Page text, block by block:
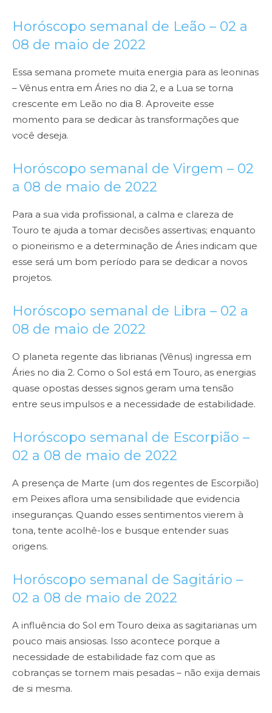
Horóscopo semanal de Leão – 02 a
08 de maio de 2022
Essa semana promete muita energia para as leoninas
– Vênus entra em Áries no dia 2, e a Lua se torna
crescente em Leão no dia 8. Aproveite esse
momento para se dedicar às transformações que
você deseja.
Horóscopo semanal de Virgem – 02
a 08 de maio de 2022
Para a sua vida profissional, a calma e clareza de
Touro te ajuda a tomar decisões assertivas; enquanto
o pioneirismo e a determinação de Áries indicam que
esse será um bom período para se dedicar a novos
projetos.
Horóscopo semanal de Libra – 02 a
08 de maio de 2022
O planeta regente das librianas (Vênus) ingressa em
Áries no dia 2. Como o Sol está em Touro, as energias
quase opostas desses signos geram uma tensão
entre seus impulsos e a necessidade de estabilidade.
Horóscopo semanal de Escorpião –
02 a 08 de maio de 2022
A presença de Marte (um dos regentes de Escorpião)
em Peixes aflora uma sensibilidade que evidencia
inseguranças. Quando esses sentimentos vierem à
tona, tente acolhê-los e busque entender suas
origens.
Horóscopo semanal de Sagitário –
02 a 08 de maio de 2022
A influência do Sol em Touro deixa as sagitarianas um
pouco mais ansiosas. Isso acontece porque a
necessidade de estabilidade faz com que as
cobranças se tornem mais pesadas – não exija demais
de si mesma.